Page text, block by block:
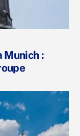
Munich :